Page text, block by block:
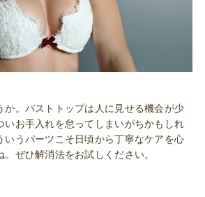
か。バストトップは人に見せる機会が少
いお手入れを怠ってしまいがちかもしれ
いうパーツこそ日頃から丁寧なケアを心
ぜひ解消法をお試しください。